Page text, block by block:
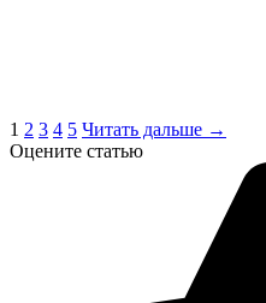
1 2 3 4 5 Читать дальше →
Оцените статью